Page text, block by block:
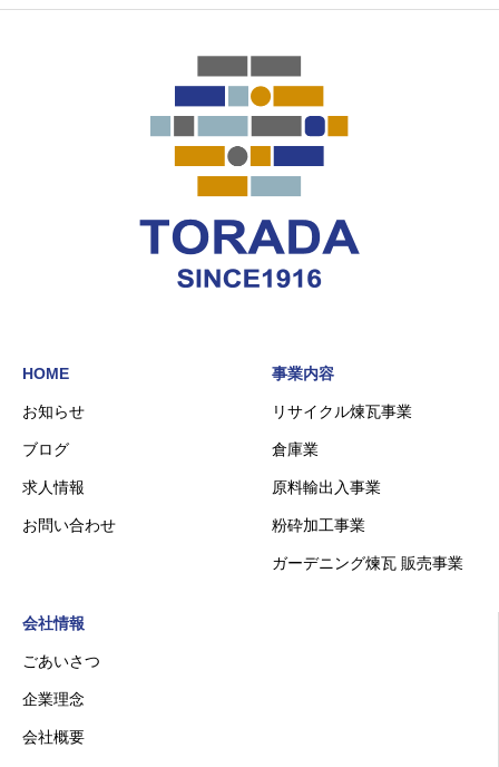
HOME
お知らせ
ブログ
求人情報
お問い合わせ
事業内容
リサイクル煉瓦事業
倉庫業
原料輸出入事業
粉砕加工事業
ガーデニング煉瓦 販売事業
会社情報
ごあいさつ
企業理念
会社概要